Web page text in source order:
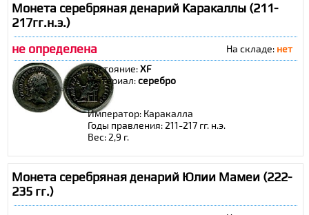
Монета серебряная денарий Каракаллы (211-
217гг.н.э.)
не определена
На складе: нет
Состояние:XF
Материал:cеребро
Император: Каракалла
Годы правления: 211-217 гг. н.э.
Вес: 2,9 г.
Монета серебряная денарий Юлии Мамеи (222-
235 гг.)